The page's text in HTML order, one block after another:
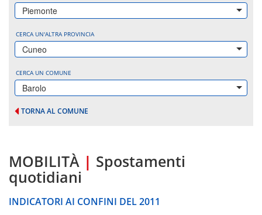
Piemonte
CERCA UN'ALTRA PROVINCIA
Cuneo
CERCA UN COMUNE
Barolo
TORNA AL COMUNE
MOBILITÀ | Spostamenti
quotidiani
INDICATORI AI CONFINI DEL 2011